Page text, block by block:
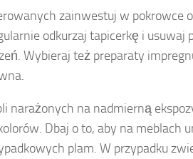
zainwestuj w pokrowce
odkurzaj tapicerkę i usuwaj
Wybieraj też preparaty
narażonych na nadmierną
Dbaj o to, aby na meblach
plam. W przypadku